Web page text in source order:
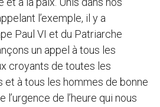
l’exemple, il y a
Paul VI et du Patriarche
un appel à tous les
croyants de toutes les
à tous les hommes de bonne
l’urgence de l’heure qui nous